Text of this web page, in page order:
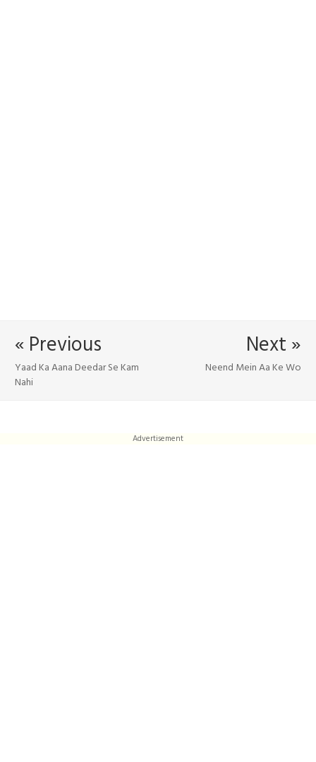
Next »
Neend Mein Aa Ke Wo
« Previous
Yaad Ka Aana Deedar Se Kam
Nahi
Advertisement